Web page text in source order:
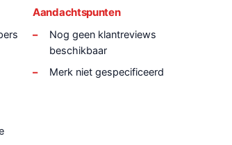
Aandachtspunten
Nog geen klantreviews
beschikbaar
Merk niet gespecificeerd